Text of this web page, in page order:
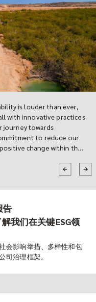
is louder than ever,
with innovative practices
journey towards
to reduce our
change within the
don't stop there. Let's
are redefining logistics
告
我们在关键ESG领
会影响举措、多样性和包
司治理框架。